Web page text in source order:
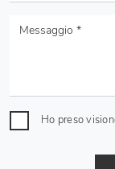
Ho preso